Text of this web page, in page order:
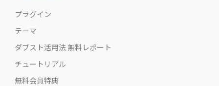
プラグイン
テーマ
ダブスト活用法 無料レポート
チュートリアル
無料会員特典